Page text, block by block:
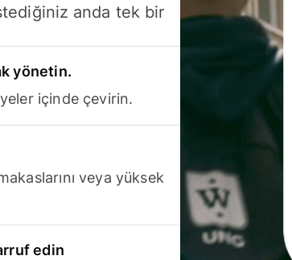
anda tek bir
yönetin.
içinde çevirin.
veya yüksek
edin